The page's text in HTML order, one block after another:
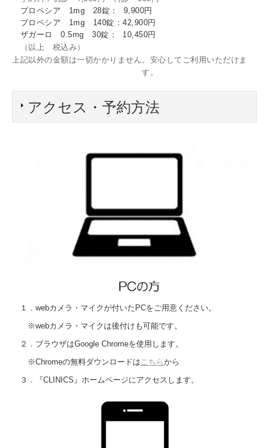
プロペシア 1mg 28錠： 9,900円
プロペシア 1mg 140錠：42,900円
ザガーロ 0.5mg 30錠： 10,450円
（以上 税込み）
上記以外の金額は一切かかりません。 安心してご利用いただけま
す。
アクセス・予約方法
１．webカメラ・マイクが付いたPCをご用意ください。
※webカメラ・マイクは後付けも可能です。
２．ブラウザはGoogle Chromeを使用します。
※Chromeの無料ダウンロードは こちらから
３．『CLINICS』ホームページにアクセスします。